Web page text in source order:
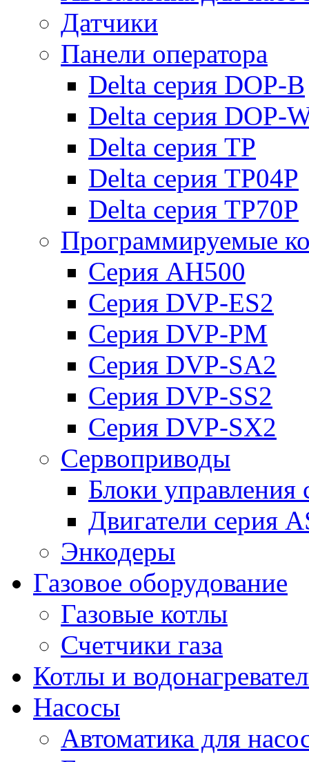
Датчики
Панели оператора
Delta серия DOP-B
Delta серия DOP-
Delta серия TP
Delta серия TP04P
Delta серия TP70P
Программируемые
Серия AH500
Серия DVP-ES2
Серия DVP-PM
Серия DVP-SA2
Серия DVP-SS2
Серия DVP-SX2
Сервоприводы
Блоки
Двигатели серия
Энкодеры
Газовое оборудование
Газовые котлы
Счетчики газа
Котлы и
Насосы
Автоматика для